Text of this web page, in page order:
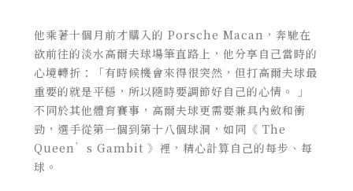
他乘著十個月前才購入的 Porsche Macan，奔馳在
欲前往的淡水高爾夫球場筆直路上，他分享自己當時的
心境轉折：「有時候機會來得很突然，但打高爾夫球最
重要的就是平穩，所以隨時要調節好自己的心情。 」
不同於其他體育賽事，高爾夫球更需要兼具內斂和衝
勁，選手從第一個到第十八個球洞，如同《 The
Queen’s Gambit 》裡，精心計算自己的每步、每
球。